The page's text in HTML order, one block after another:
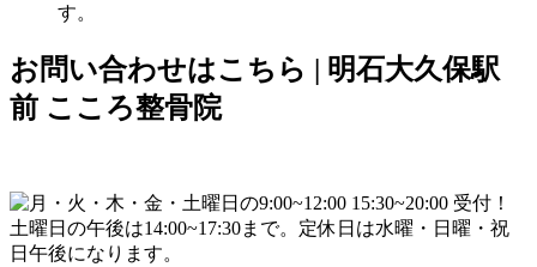
す。
お問い合わせはこちら | 明石大久保駅
前 こころ整骨院